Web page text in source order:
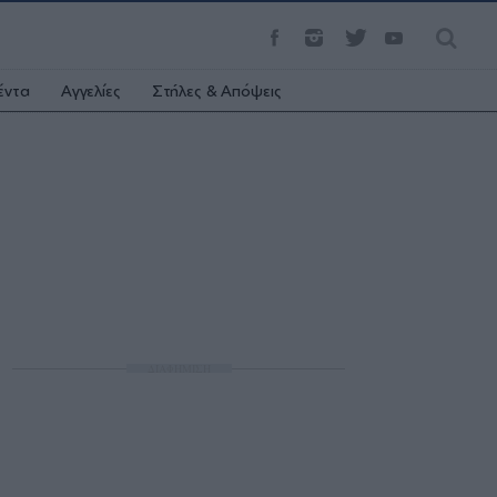
Αγγελίες Στήλες & Απόψεις